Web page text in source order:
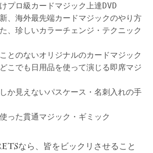
プロ級カードマジック上達DVD
、海外最先端カードマジックのやり方
、珍しいカラーチェンジ・テクニック
とのないオリジナルのカードマジック
こでも日用品を使って演じる即席マジ
か見えないパスケース・名刺入れの手
った貫通マジック・ギミック
なら、皆をビックリさせること